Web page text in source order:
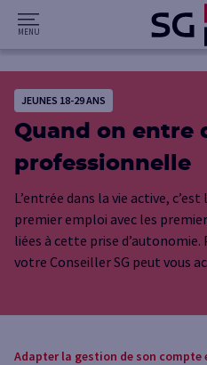
JEUNES 18-29 ANS
Quand on entre
professionnelle
L’entrée dans la vie active,
premier emploi avec les
liées à cette prise
votre Conseiller SG peut vous
Adapter la gestion de son compte